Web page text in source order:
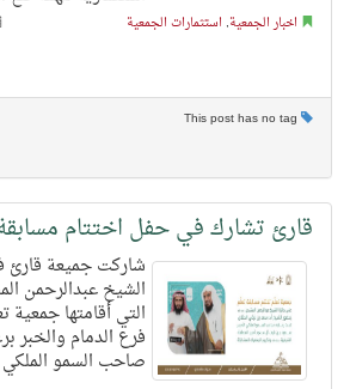
اخبار الجمعية, استثمارات الجمعية
قارئ تشارك في حفل اختتام
شاركت جميعة قارئ
الشيخ عبدالرحمن
التي أقامتها جمعية
فرع الدمام والخبر
صاحب السمو